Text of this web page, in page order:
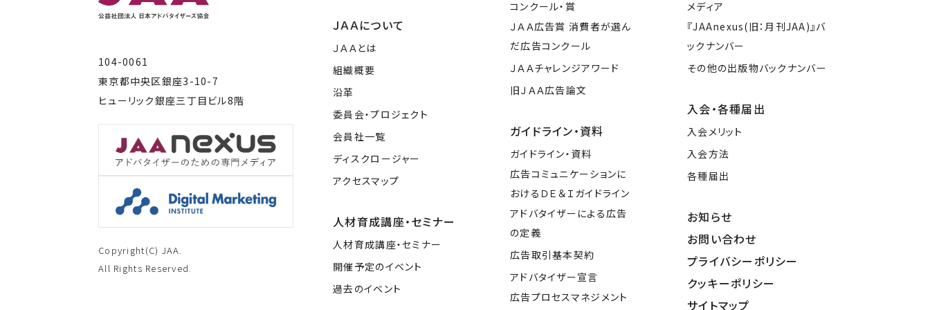
104-0061
東京都中央区銀座3-10-7
ヒューリック銀座三丁目ビル8階
Copyright(C) JAA.
All Rights Reserved.
ＪＡＡについて
ＪＡＡとは
組織概要
沿革
委員会・プロジェクト
会員社一覧
ディスクロージャー
アクセスマップ
人材育成講座・セミナー
人材育成講座・セミナー
開催予定のイベント
過去のイベント
コンクール・賞
ＪＡＡ広告賞 消費者が選ん
だ広告コンクール
ＪＡＡチャレンジアワード
旧ＪＡＡ広告論文
ガイドライン・資料
ガイドライン・資料
広告コミュニケーションに
おけるＤＥ＆Ｉガイドライン
アドバタイザーによる広告
の定義
広告取引基本契約
アドバタイザー宣言
広告プロセスマネジメント
メディア
『JAAnexus(旧：月刊JAA)』バ
ックナンバー
その他の出版物バックナンバー
入会・各種届出
入会メリット
入会方法
各種届出
お知らせ
お問い合わせ
プライバシーポリシー
クッキーポリシー
サイトマップ